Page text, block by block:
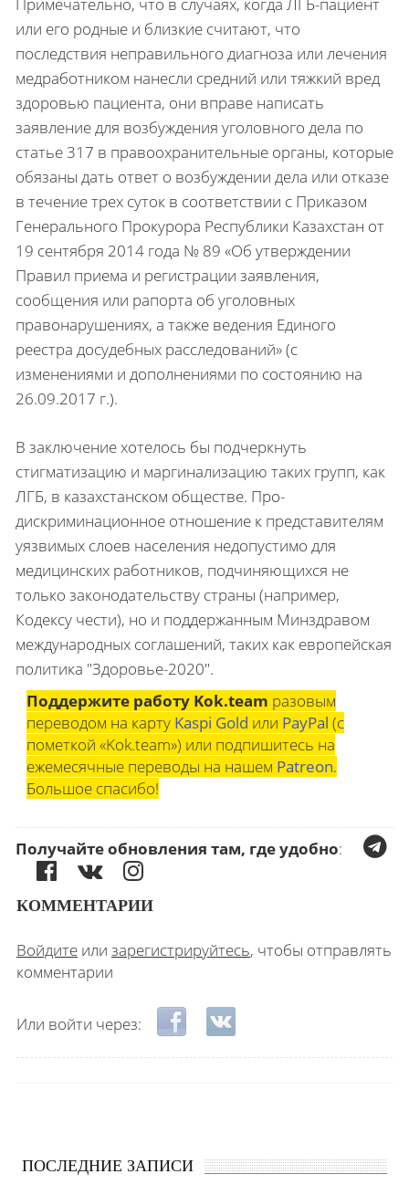
или его родные и близкие считают, что
последствия неправильного диагноза или лечения
медработником нанесли средний или тяжкий вред
здоровью пациента, они вправе написать
заявление для возбуждения уголовного дела по
статье 317 в правоохранительные органы, которые
обязаны дать ответ о возбуждении дела или отказе
в течение трех суток в соответствии с Приказом
Генерального Прокурора Республики Казахстан от
19 сентября 2014 года № 89 «Об утверждении
Правил приема и регистрации заявления,
сообщения или рапорта об уголовных
правонарушениях, а также ведения Единого
реестра досудебных расследований» (с
изменениями и дополнениями по состоянию на
26.09.2017 г.).
В заключение хотелось бы подчеркнуть
стигматизацию и маргинализацию таких групп, как
ЛГБ, в казахстанском обществе. Про-
дискриминационное отношение к представителям
уязвимых слоев населения недопустимо для
медицинских работников, подчиняющихся не
только законодательству страны (например,
Кодексу чести), но и поддержанным Минздравом
международных соглашений, таких как европейская
политика "Здоровье-2020".
Поддержите работу Kok.team разовым
переводом на карту Kaspi Gold или PayPal (с
пометкой «Kok.team») или подпишитесь на
ежемесячные переводы на нашем Patreon.
Большое спасибо!
Получайте обновления там, где удобно:
КОММЕНТАРИИ
Войдите или зарегистрируйтесь, чтобы отправлять
комментарии
Или войти через: Login with Facebook
Login with ВКонтакте
ПОСЛЕДНИЕ ЗАПИСИ